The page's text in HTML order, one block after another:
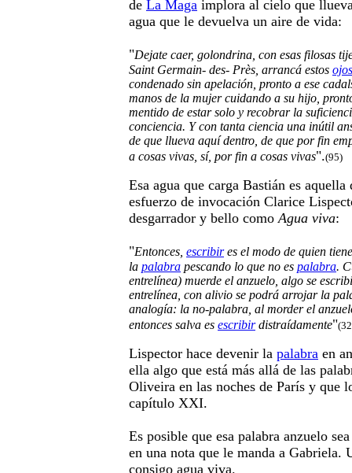
de La Maga implora al cielo que
agua que le devuelva un aire de vida:
"Dejate caer, golondrina, con esas filosas
Saint Germain- des- Près, arrancá estos ojos
condenado sin apelación, pronto a ese
manos de la mujer cuidando a su hijo,
mentido de estar solo y recobrar la
conciencia. Y con tanta ciencia una inútil
de que llueva aquí dentro, de que por fin
a cosas vivas, sí, por fin a cosas vivas".(95)
Esa agua que carga Bastián es
esfuerzo de invocación Clarice
desgarrador y bello comoAgua viva:
"Entonces, escribires el modo de quien
la palabra pescando lo que no es palabra.
entrelínea) muerde el anzuelo, algo se
entrelínea, con alivio se podrá arrojar la
analogía: la no-palabra, al morder el
entonces salva es escribirdistraídamente"
Lispector hace devenir la palabra en
ella algo que está más allá de las
Oliveira en las noches de París y que
capítulo XXI.
Es posible que esa palabra anzuelo
en una nota que le manda a Gabriela.
consigo agua viva.